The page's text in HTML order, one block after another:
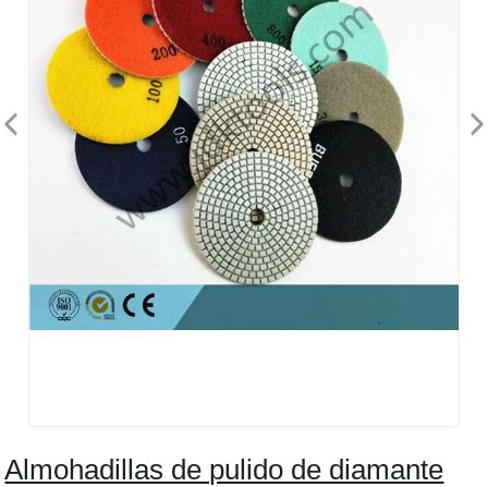
Almohadillas de pulido de diamante